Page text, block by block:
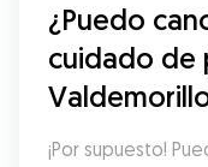
¿Puedo
cuidado de
¡Por supuesto!